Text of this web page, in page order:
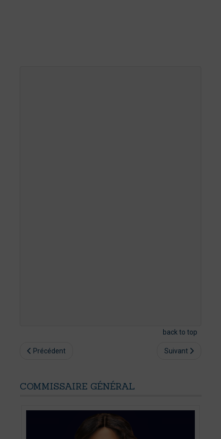
back to top
Précédent Suivant
COMMISSAIRE GÉNÉRAL